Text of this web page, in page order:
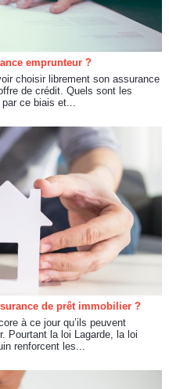
emprunteur ?
choisir librement son assurance
de crédit. Quels sont les
ce biais et...
de prêt immobilier ?
à ce jour qu’ils peuvent
Pourtant la loi Lagarde, la loi
renforcent les...